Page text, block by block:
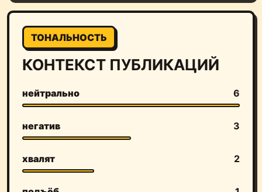
ТОНАЛЬНОСТЬ
КОНТЕКСТ ПУБЛИКАЦИЙ
нейтрально 6
негатив 3
хвалят 2